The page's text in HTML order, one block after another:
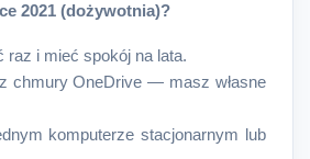
2021 (dożywotnia)?
raz i mieć spokój na lata.
chmury OneDrive — masz własne
komputerze stacjonarnym lub